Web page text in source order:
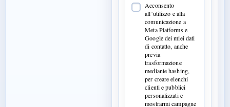
Acconsento
all’utilizzo e alla
comunicazione a
Meta Platforms e
Google dei miei dati
di contatto, anche
previa
trasformazione
mediante hashing,
per creare elenchi
clienti e pubblici
personalizzati e
mostrarmi campagne